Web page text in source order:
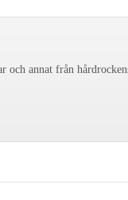
och annat från